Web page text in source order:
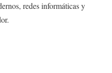
redes informáticas y